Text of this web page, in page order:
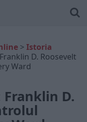
> Istoria
D. Roosevelt
Ward
D.